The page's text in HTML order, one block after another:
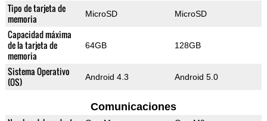
Tipo de tarjeta de
memoria
MicroSD MicroSD
Capacidad máxima
de la tarjeta de
memoria
64GB 128GB
Sistema Operativo
(OS)
Android 4.3 Android 5.0
Comunicaciones